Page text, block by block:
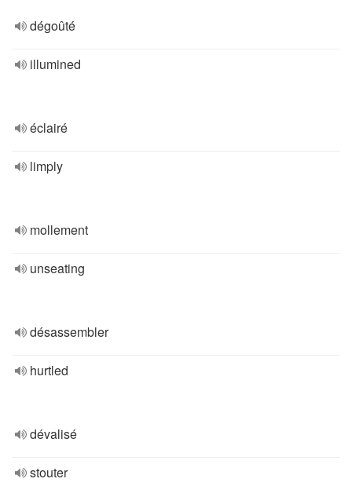
dégoûté
illumined
éclairé
limply
mollement
unseating
désassembler
hurtled
dévalisé
stouter